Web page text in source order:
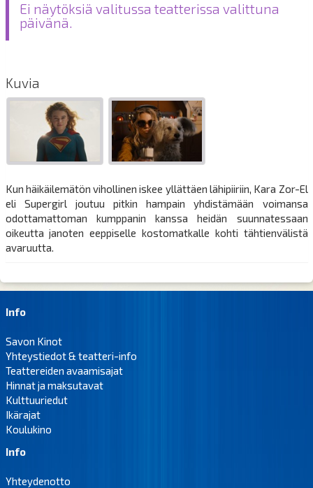
Ei näytöksiä valitussa teatterissa valittuna
päivänä.
Kuvia
Kun häikäilemätön vihollinen iskee yllättäen lähipiiriin, Kara Zor-El
eli Supergirl joutuu pitkin hampain yhdistämään voimansa
odottamattoman kumppanin kanssa heidän suunnatessaan
oikeutta janoten eeppiselle kostomatkalle kohti tähtienvälistä
avaruutta.
Info
Savon Kinot
Yhteystiedot & teatteri-info
Teattereiden avaamisajat
Hinnat ja maksutavat
Kulttuuriedut
Ikärajat
Koulukino
Info
Yhteydenotto